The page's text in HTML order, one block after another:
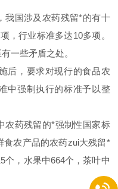
我国涉及农药残留*的有十
，行业标准多达10多项。
至有一些矛盾之处。
后，要求对现行的食品农
中强制执行的标准予以整
。
农药残留的*强制性国家标
食农产品的农药zui大残留*
个，水果中664个，茶叶中